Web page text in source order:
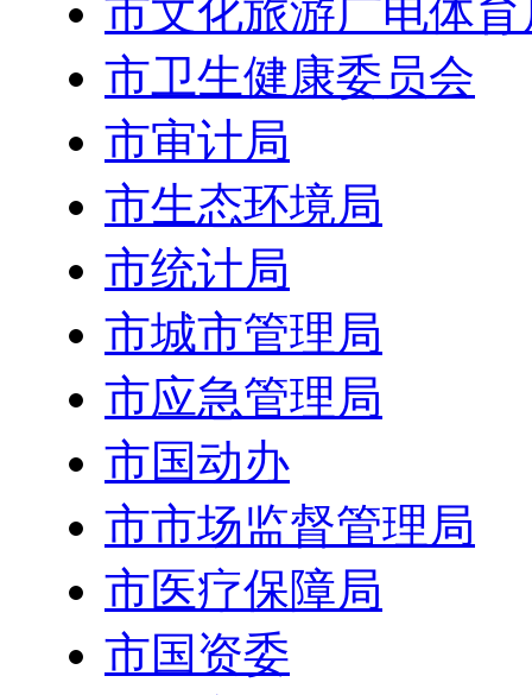
市文化旅游广电体育
市卫生健康委员会
市审计局
市生态环境局
市统计局
市城市管理局
市应急管理局
市国动办
市市场监督管理局
市医疗保障局
市国资委